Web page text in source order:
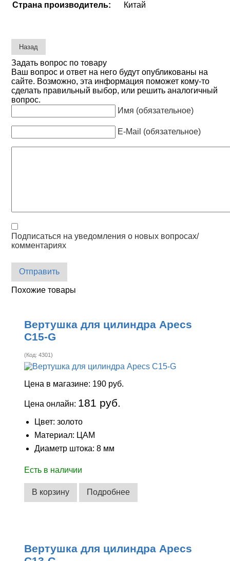
Страна производитель:
Китай
Задать вопрос по товару
Ваш вопрос и ответ на него будут опубликованы на
сайте. Возможно, эта информация поможет кому-то
сделать правильный выбор, или решить аналогичный
вопрос.
Имя (обязательное)
E-Mail (обязательное)
Подписаться на уведомления о новых вопросах/
комментариях
Отправить
Похожие товары
Вертушка для цилиндра Apecs
C15-G
(Код:4301)
Цена в магазине: 190 руб.
Цена онлайн: 181 руб.
Цвет: золото
Материал: ЦАМ
Диаметр штока: 8 мм
Есть в наличии
В корзину Подробнее
Вертушка для цилиндра Apecs